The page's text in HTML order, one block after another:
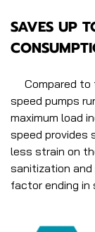
SAVES UP
Compared to
speed pumps
maximum load
speed provides
less strain on
sanitization
factor ending in